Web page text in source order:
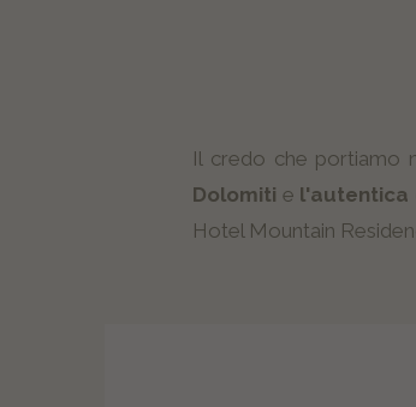
Il credo che portiamo
Dolomiti e l'autentica
Hotel Mountain